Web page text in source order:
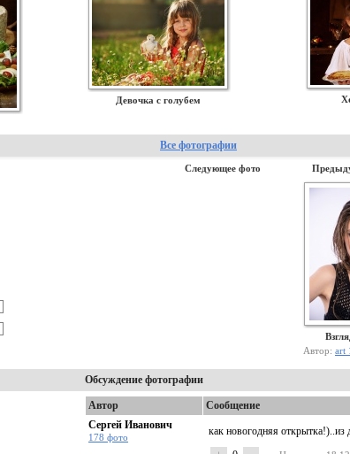
Девочка с голубем
Все фотографии
Следующее фото
Автор: art
Обсуждение фотографии
Автор
Сообщение
Сергей Иванович
178 фото
как новогодняя открытка!)..из